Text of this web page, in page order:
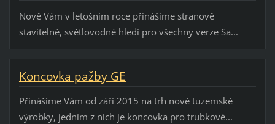
Nově Vám v letošním roce přinášíme stranově
stavitelné, světlovodné hledí pro všechny verze Sa...
Koncovka pažby GE
Přinášíme Vám od září 2015 na trh nové tuzemské
výrobky, jedním z nich je koncovka pro trubkové...